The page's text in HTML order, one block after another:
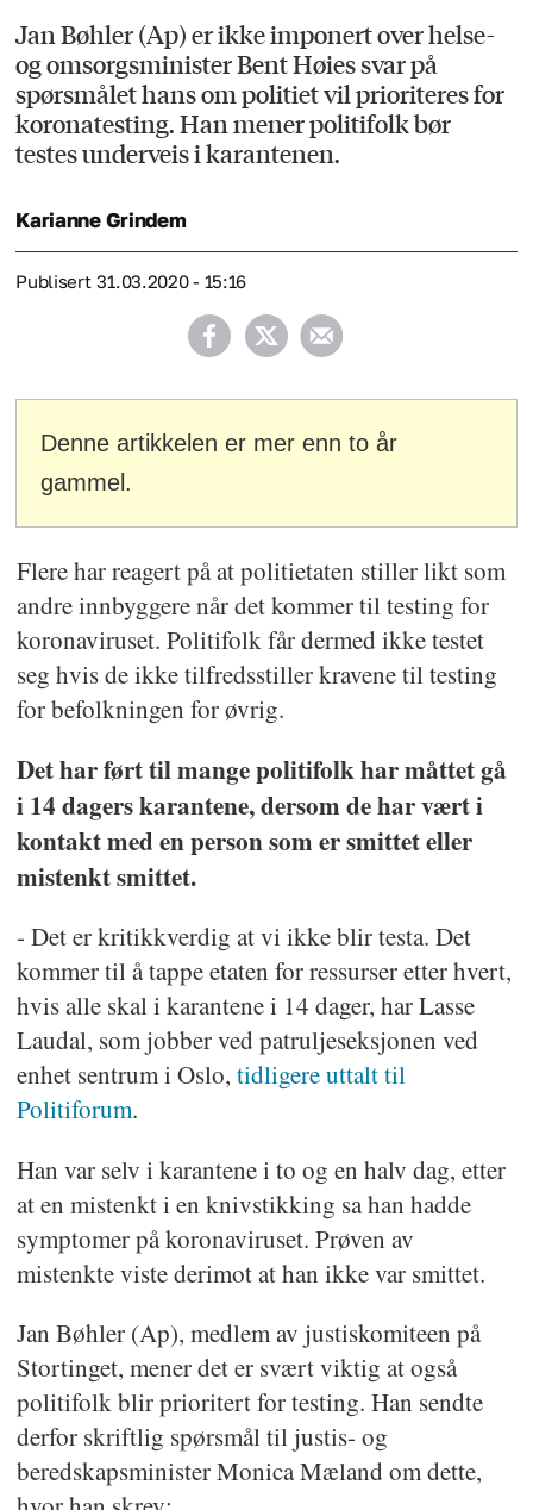
Jan Bøhler (Ap) er ikke imponert over helse-
og omsorgsminister Bent Høies svar på
spørsmålet hans om politiet vil prioriteres for
koronatesting. Han mener politifolk bør
testes underveis i karantenen.
KarianneGrindem
Publisert 31.03.2020 - 15:16
Denne artikkelen er mer enn to år
gammel.
Flere har reagert på at politietaten stiller likt som
andre innbyggere når det kommer til testing for
koronaviruset. Politifolk får dermed ikke testet
seg hvis de ikke tilfredsstiller kravene til testing
for befolkningen for øvrig.
Det har ført til mange politifolk har måttet gå
i 14 dagers karantene, dersom de har vært i
kontakt med en person som er smittet eller
mistenkt smittet.
- Det er kritikkverdig at vi ikke blir testa. Det
kommer til å tappe etaten for ressurser etter hvert,
hvis alle skal i karantene i 14 dager, har Lasse
Laudal, som jobber ved patruljeseksjonen ved
enhet sentrum i Oslo, tidligere uttalt til
Politiforum.
Han var selv i karantene i to og en halv dag, etter
at en mistenkt i en knivstikking sa han hadde
symptomer på koronaviruset. Prøven av
mistenkte viste derimot at han ikke var smittet.
Jan Bøhler (Ap), medlem av justiskomiteen på
Stortinget, mener det er svært viktig at også
politifolk blir prioritert for testing. Han sendte
derfor skriftlig spørsmål til justis- og
beredskapsminister Monica Mæland om dette,